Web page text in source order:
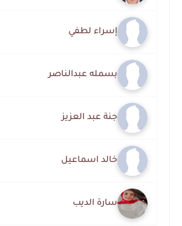
إسراء لطفي
بسمله عبدالناصر
جنة عبد العزيز
خالد اسماعيل
سارة الديب